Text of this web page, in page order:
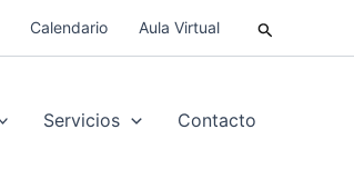
Calendario Aula Virtual Buscar
Servicios Contacto